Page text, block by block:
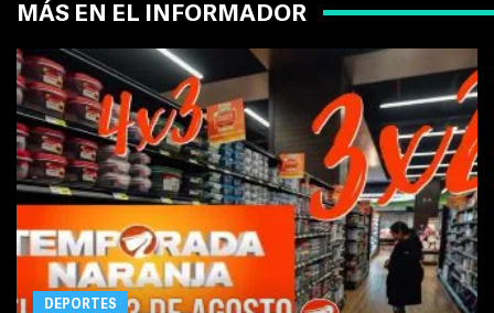
MÁS EN EL INFORMADOR
DEPORTES